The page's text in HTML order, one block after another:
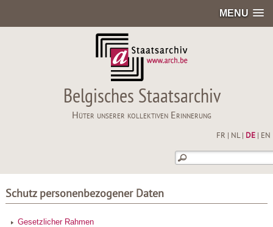
MENU
Belgisches Staatsarchiv
Hüter unserer kollektiven Erinnerung
FR NL| DE| EN
Schutz personenbezogener Daten
Gesetzlicher Rahmen